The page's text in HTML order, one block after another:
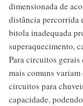
dimensionada de
distância percorrida
bitola inadequada
superaquecimento,
Para circuitos gerais
mais comuns variam
circuitos para
capacidade,